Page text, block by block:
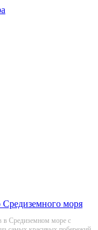
моря
в Средиземном море с